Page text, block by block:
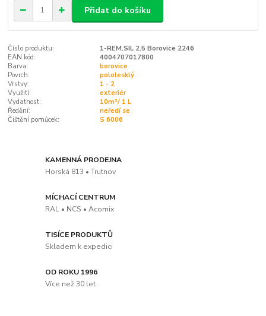
Přidat do košíku
Číslo produktu:
1-REM.SIL 2.5 Borovice 2246
EAN kód:
4004707017800
Barva:
borovice
Povrch:
pololesklý
Vrstvy:
1 - 2
Využití:
exteriér
Vydatnost:
10m²/ 1 L
Ředění:
neředí se
Čištění pomůcek:
S 6006
KAMENNÁ PRODEJNA
Horská 813 • Trutnov
MÍCHACÍ CENTRUM
RAL • NCS • Acomix
TISÍCE PRODUKTŮ
Skladem k expedici
OD ROKU 1996
Více než 30 let